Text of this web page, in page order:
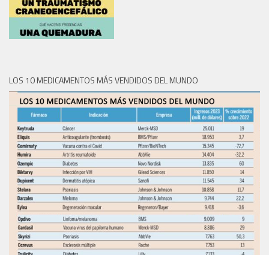
LOS 10 MEDICAMENTOS MÁS VENDIDOS DEL MUNDO